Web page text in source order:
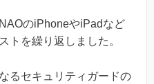
のiPhoneやiPadなど
トを繰り返しました。
るセキュリティガードの